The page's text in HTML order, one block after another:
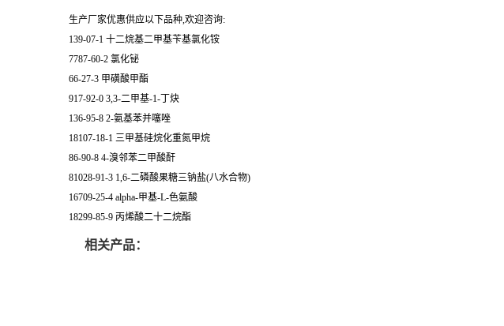
生产厂家优惠供应以下品种,欢迎咨询:
139-07-1 十二烷基二甲基苄基氯化铵
7787-60-2 氯化铋
66-27-3 甲磺酸甲酯
917-92-0 3,3-二甲基-1-丁炔
136-95-8 2-氨基苯并噻唑
18107-18-1 三甲基硅烷化重氮甲烷
86-90-8 4-溴邻苯二甲酸酐
81028-91-3 1,6-二磷酸果糖三钠盐(八水合物)
16709-25-4 alpha-甲基-L-色氨酸
18299-85-9 丙烯酸二十二烷酯
相关产品：